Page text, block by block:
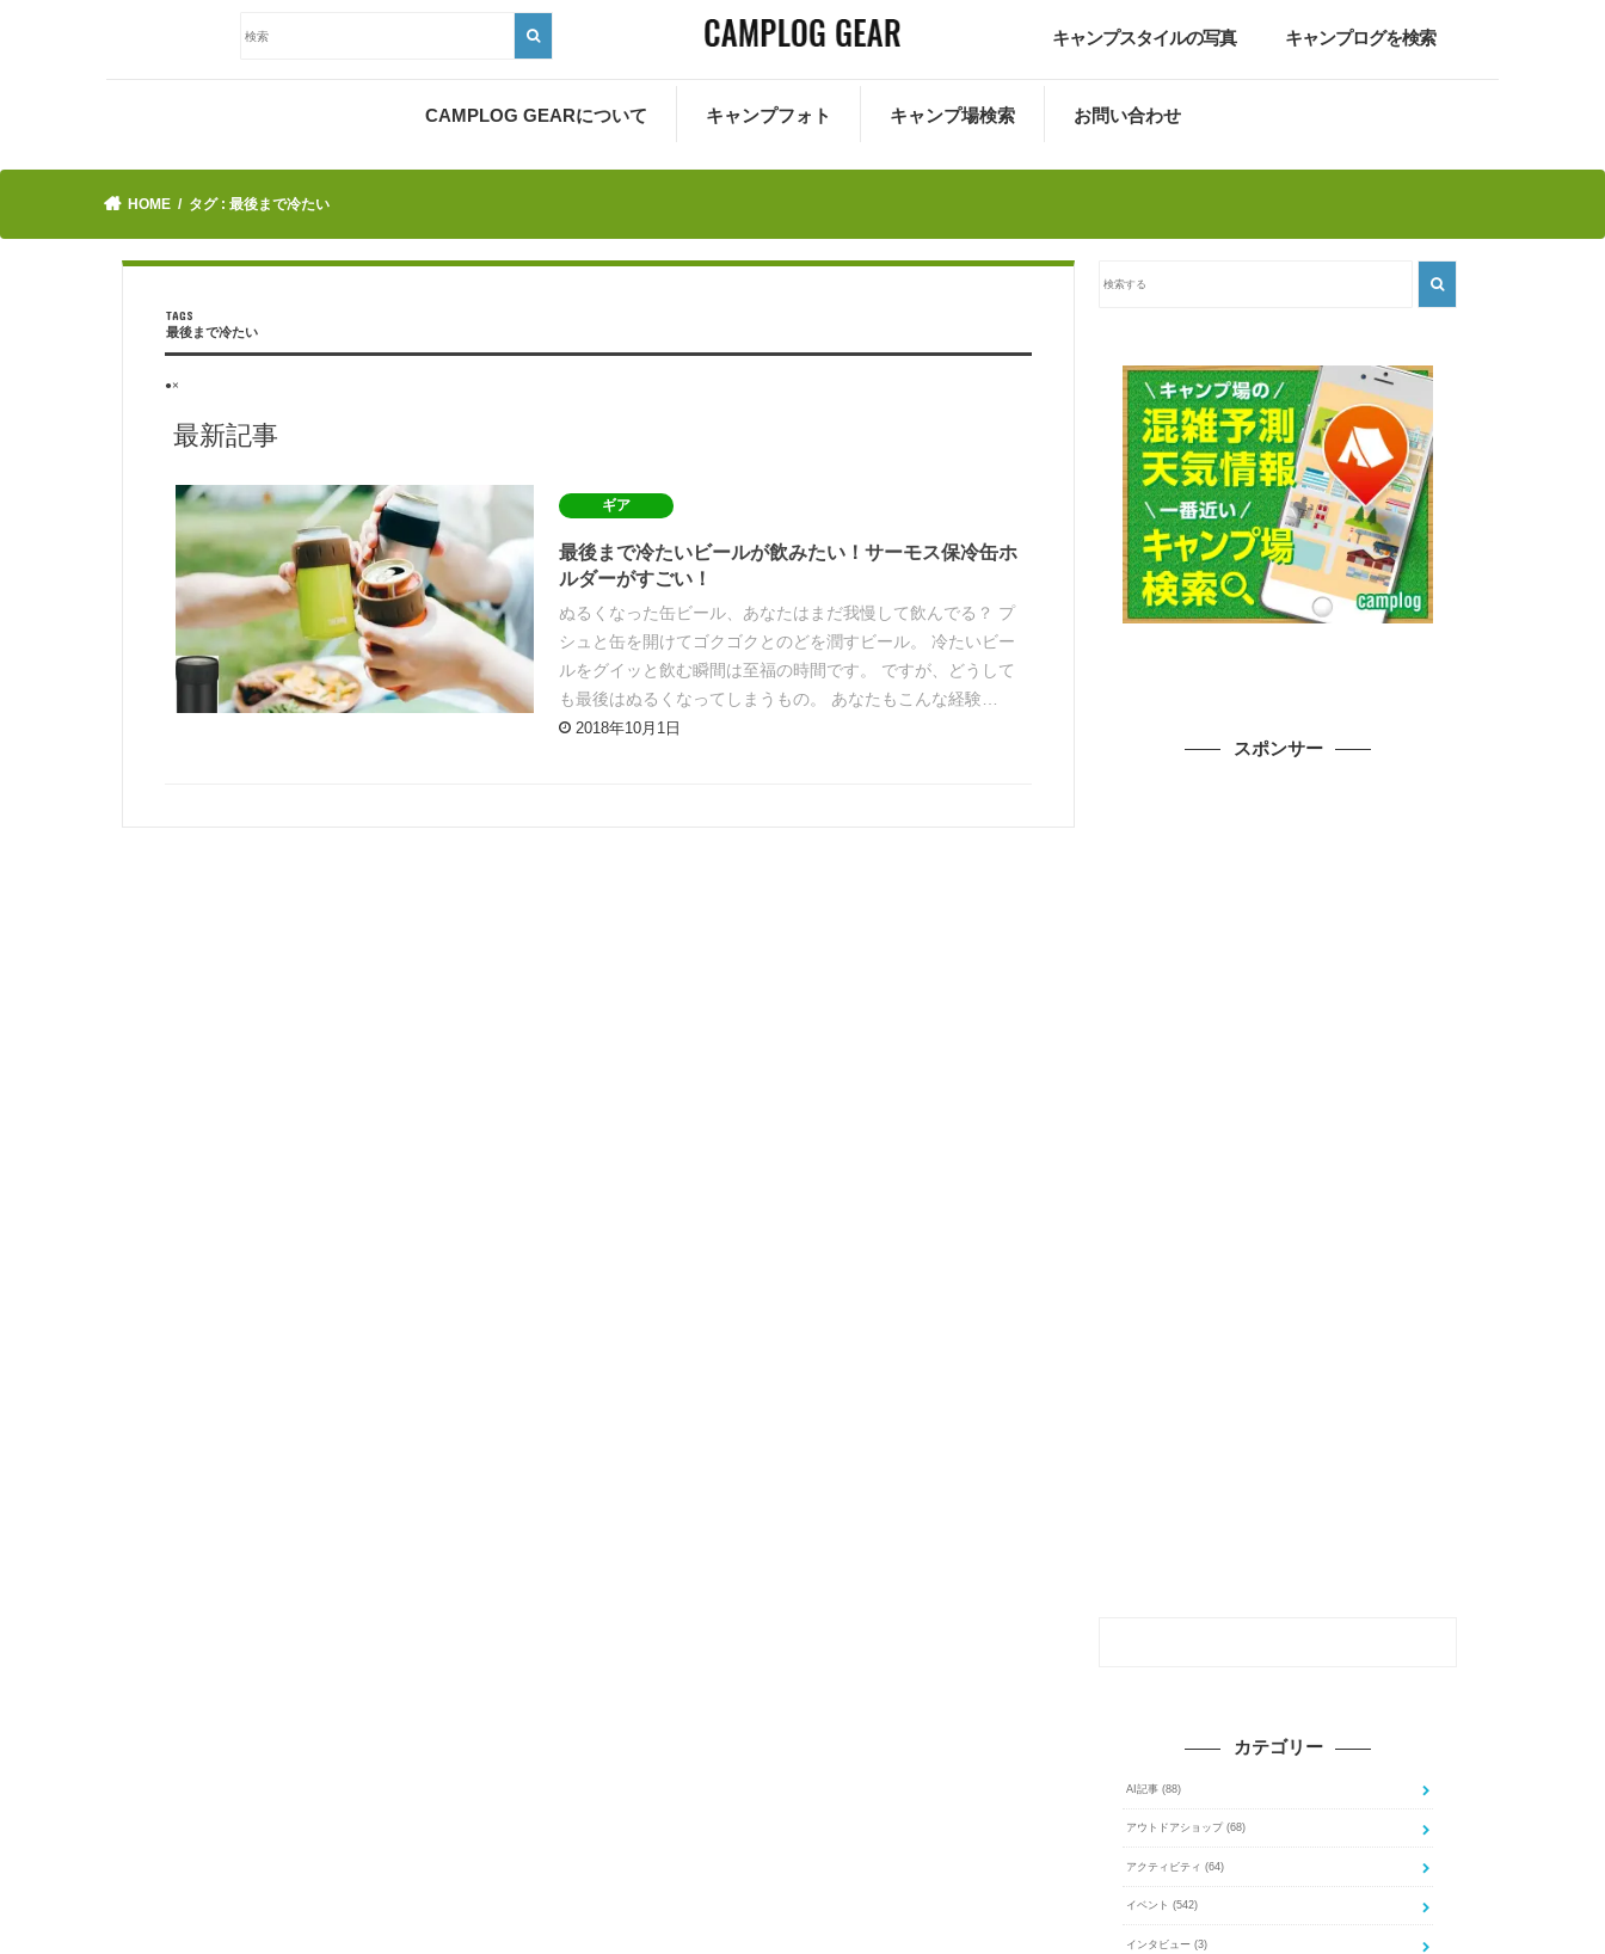
キャンプスタイルの写真 キャンプログを検索
CAMPLOG GEARについて キャンプフォト キャンプ場検索 お問い合わせ
HOME タグ : 最後まで冷たい
最後まで冷たい
●×
最新記事
ギア
最後まで冷たいビールが飲みたい！サーモス保冷缶ホ
ルダーがすごい！
ぬるくなった缶ビール、あなたはまだ我慢して飲んでる？ プ
シュと缶を開けてゴクゴクとのどを潤すビール。 冷たいビー
ルをグイッと飲む瞬間は至福の時間です。 ですが、どうして
も最後はぬるくなってしまうもの。 あなたもこんな経験…
2018年10月1日
スポンサー
カテゴリー
AI記事 (88)
アウトドアショップ (68)
アクティビティ (64)
イベント (542)
インタビュー (3)